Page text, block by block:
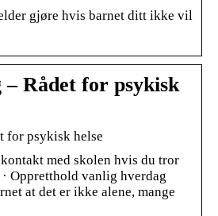
gjøre hvis barnet ditt ikke vil
– Rådet for psykisk
for psykisk helse
med skolen hvis du tror
Oppretthold vanlig hverdag
at det er ikke alene, mange